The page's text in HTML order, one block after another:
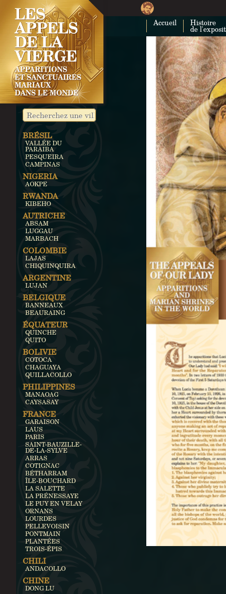
Accueil Histoire
de
BRÉSIL
VALLÉE DU
PARAIBA
PESQUEIRA
CAMPINAS
NIGERIA
AOKPE
RWANDA
KIBEHO
AUTRICHE
ABSAM
LUGGAU
MARBACH
COLOMBIE
LAJAS
CHIQUINQUIRA
ARGENTINE
LUJAN
BELGIQUE
BANNEAUX
BEAURAING
ÉQUATEUR
QUINCHE
QUITO
BOLIVIE
COTOCA
CHAGUAYA
QUILLACOLLO
PHILIPPINES
MANAOAG
CAYSASAY
FRANCE
GARAISON
LAUS
PARIS
SAINT-BAUZILLE-
DE-LA-SYLVE
ARRAS
COTIGNAC
BÉTHARRAM
ÎLE-BOUCHARD
LA SALETTE
LA PRÉNESSAYE
LE PUY EN VELAY
ORNANS
LOURDES
PELLEVOISIN
PONTMAIN
PLANTÉES
TROIS-ÉPIS
CHILI
ANDACOLLO
CHINE
DONG LU